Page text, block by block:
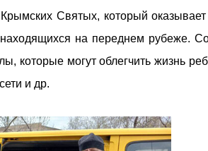
Святых, который
на переднем рубеже.
которые могут облегчить жизнь
и др.